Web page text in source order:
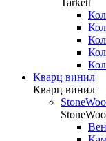
Tarkett
Кварц винил
Кварц винил